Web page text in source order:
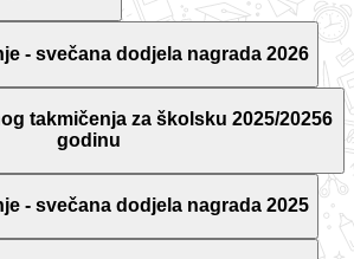
- svečana dodjela nagrada 2026
takmičenja za školsku 2025/20256
godinu
- svečana dodjela nagrada 2025